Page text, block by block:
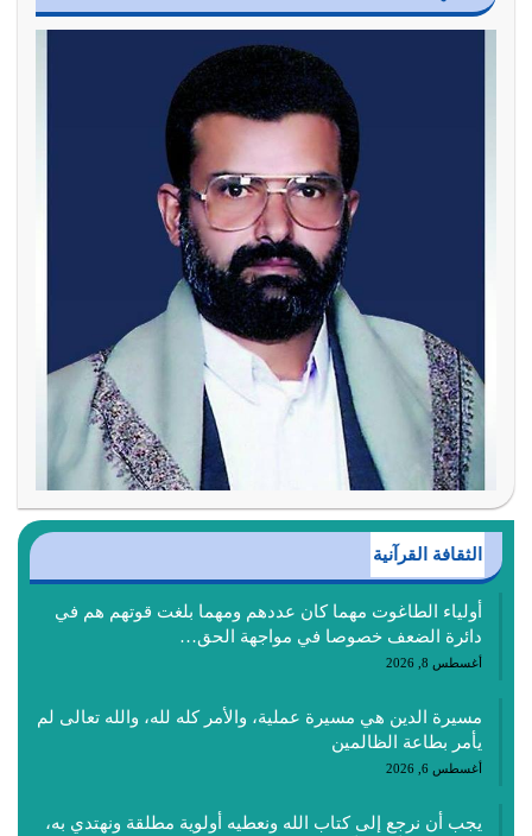
الثقافة القرآنية
أولياء الطاغوت مهما كان عددهم ومهما بلغت قوتهم هم في
دائرة الضعف خصوصا في مواجهة الحق…
أغسطس 8, 2026
مسيرة الدين هي مسيرة عملية، والأمر كله لله، والله تعالى لم
يأمر بطاعة الظالمين
أغسطس 6, 2026
يجب أن نرجع إلى كتاب الله ونعطيه أولوية مطلقة ونهتدي به،